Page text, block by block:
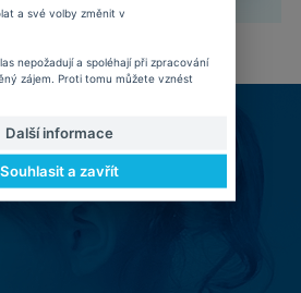
a své volby změnit v
nepožadují a spoléhají při zpracování
zájem. Proti tomu můžete vznést
Další informace
Souhlasit a zavřít